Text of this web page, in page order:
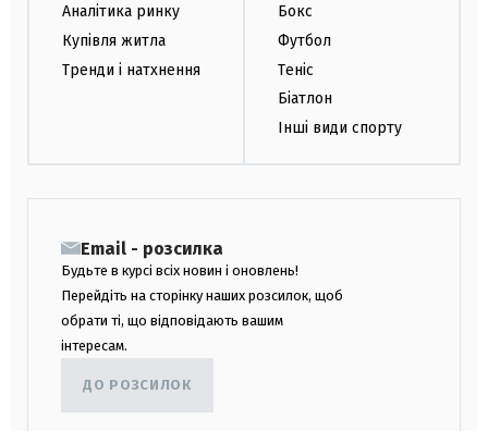
Аналітика ринку
Купівля житла
Тренди і натхнення
Бокс
Футбол
Теніс
Біатлон
Інші види спорту
Email - розсилка
Будьте в курсі всіх новин і оновлень!
Перейдіть на сторінку наших розсилок, щоб
обрати ті, що відповідають вашим
інтересам.
ДО РОЗСИЛОК